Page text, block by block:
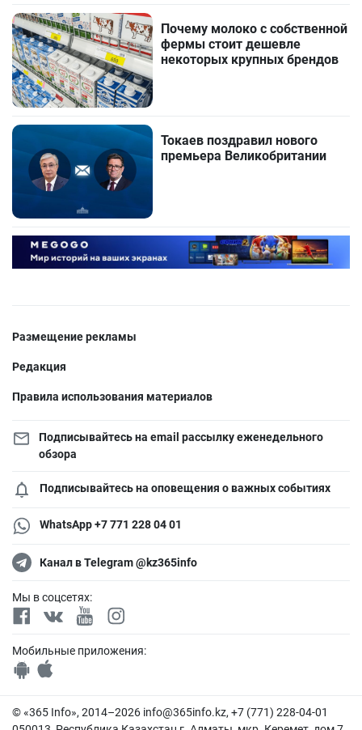
Почему молоко с собственной
фермы стоит дешевле
некоторых крупных брендов
Токаев поздравил нового
премьера Великобритании
Размещение рекламы
Редакция
Правила использования материалов
Подписывайтесь на email рассылку еженедельного
обзора
Подписывайтесь на оповещения о важных событиях
WhatsApp +7 771 228 04 01
Канал в Telegram @kz365info
Мы в соцсетях:
Мобильные приложения:
© «365 Info», 2014–2026 info@365info.kz, +7 (771) 228-04-01